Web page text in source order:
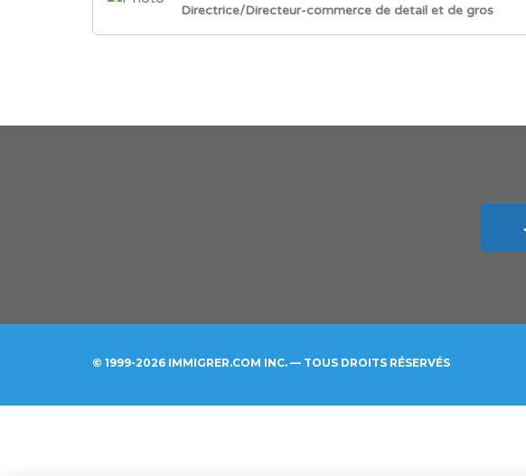
Directrice/Directeur-commerce de detail et de gros
© 1999-2026 IMMIGRER.COM INC. — TOUS DROITS RÉSERVÉS